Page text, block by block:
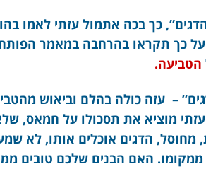
כך בכה אתמול עזתי לאמו
כך תקראו בהרחבה במאמר
הטביעה.
– עזה כולה בהלם וביאוש
מוציא את תסכולו על חמאס,
מחוסל, הדגים אוכלים אותו, לא
ממקומו. האם הבנים שלכם טובים